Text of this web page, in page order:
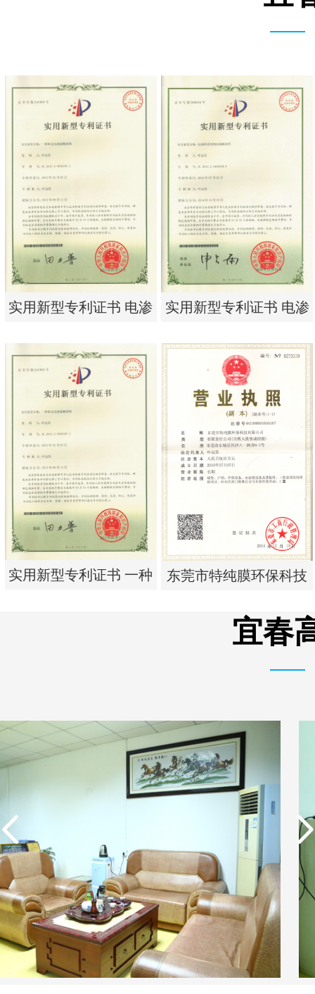
实用新型专利证书 电渗
实用新型专利证书 电渗
析器用浓水隔板组件
实用新型专利证书 电渗
实用新型专利证书 电渗
析器用纯水隔板组件
实用新型专利证书 一种
单边过滤流畅基板
东莞市特纯膜环保科技
有限公司营业执照
宜春